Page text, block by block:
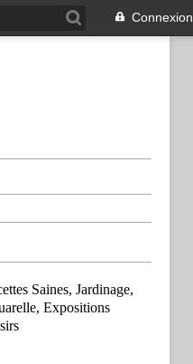
Connexion
Saines, Jardinage,
Expositions